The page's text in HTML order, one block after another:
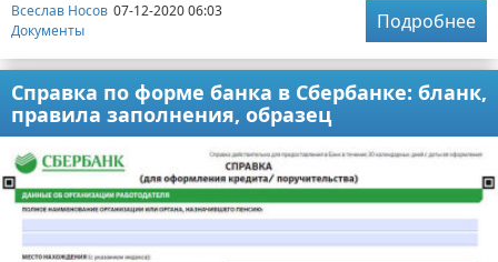
Всеслав Носов 07-12-2020 06:03
Документы
Подробнее
Справка по форме банка в Сбербанке: бланк,
правила заполнения, образец